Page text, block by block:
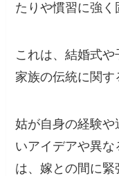
たりや慣習に強く
これは、結婚式や
家族の伝統に関す
姑が自身の経験や
いアイデアや異
は、嫁との間に